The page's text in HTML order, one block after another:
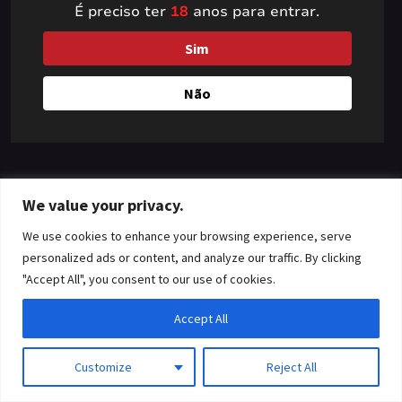
We value your privacy.
We use cookies to enhance your browsing experience, serve
personalized ads or content, and analyze our traffic. By clicking
"Accept All", you consent to our use of cookies.
Customize Reject All
Accept All
something amazing
— check back soon!
É preciso ter 18 anos para entrar.
Sim
Não